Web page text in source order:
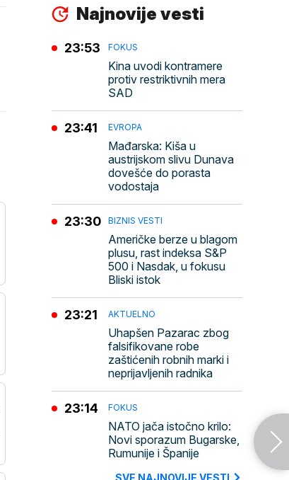
Najnovije vesti
FOKUS
Kina uvodi kontramere
protiv restriktivnih mera
SAD
23:53
EVROPA
Mađarska: Kiša u
austrijskom slivu Dunava
dovešće do porasta
vodostaja
23:41
BIZNIS VESTI
Američke berze u blagom
plusu, rast indeksa S&P
500 i Nasdak, u fokusu
Bliski istok
23:30
AKTUELNO
Uhapšen Pazarac zbog
falsifikovane robe
zaštićenih robnih marki i
neprijavljenih radnika
23:21
FOKUS
NATO jača istočno krilo:
Novi sporazum Bugarske,
Rumunije i Španije
23:14
SVE NAJNOVIJE VESTI